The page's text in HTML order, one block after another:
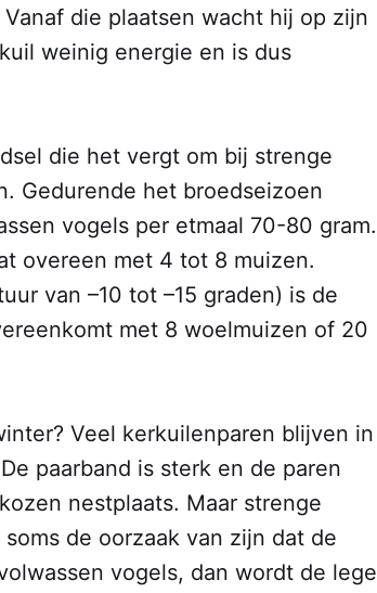
die plaatsen wacht hij op zijn
weinig energie en is dus
die het vergt om bij strenge
Gedurende het broedseizoen
vogels per etmaal 70-80 gram.
overeen met 4 tot 8 muizen.
van –10 tot –15 graden) is de
met 8 woelmuizen of 20
Veel kerkuilenparen blijven in
paarband is sterk en de paren
nestplaats. Maar strenge
de oorzaak van zijn dat de
vogels, dan wordt de lege